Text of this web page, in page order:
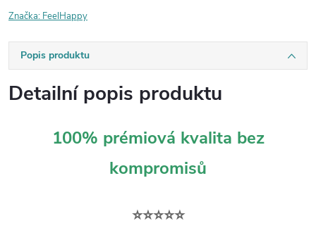
Značka: FeelHappy
Popis produktu
Detailní popis produktu
100% prémiová kvalita bez
kompromisů
⭐⭐⭐⭐⭐